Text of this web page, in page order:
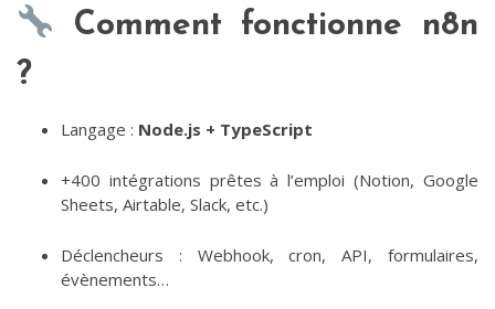
Comment fonctionne n8n
?
Langage : Node.js + TypeScript
+400 intégrations prêtes à l’emploi (Notion, Google
Sheets, Airtable, Slack, etc.)
Déclencheurs : Webhook, cron, API, formulaires,
évènements…